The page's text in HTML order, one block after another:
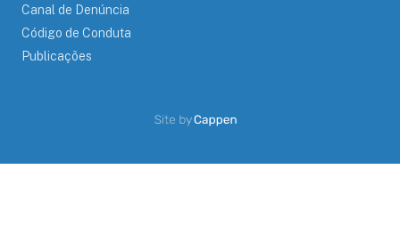
Canal de Denúncia
Código de Conduta
Publicações